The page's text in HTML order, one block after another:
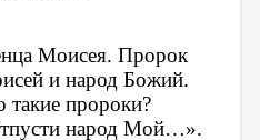
Моисея. Пророк
такие пророки?